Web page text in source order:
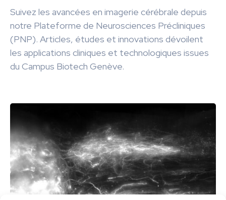
Suivez les avancées en imagerie cérébrale depuis
notre Plateforme de Neurosciences Précliniques
(PNP). Articles, études et innovations dévoilent
les applications cliniques et technologiques issues
du Campus Biotech Genève.